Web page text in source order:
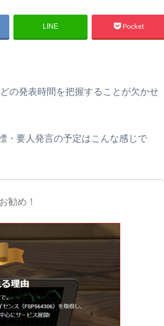
LINE Pocket
の発表時間を把握することが欠かせ
・要人発言の予定はこんな感じで
勧め！